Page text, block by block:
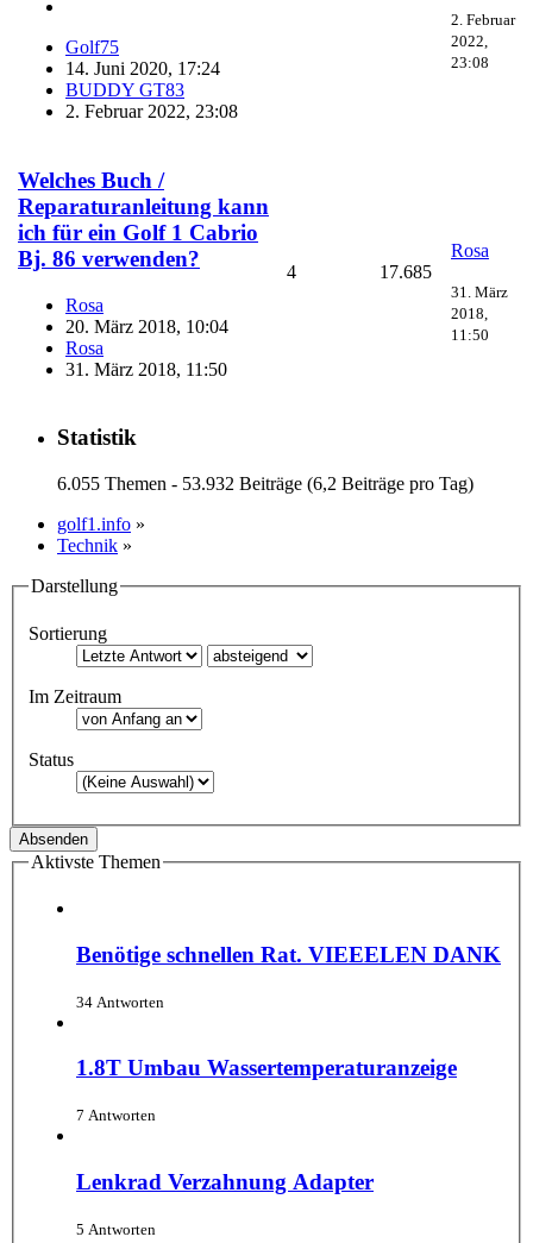
Golf75
14. Juni 2020, 17:24
BUDDY GT83
2. Februar 2022, 23:08
2. Februar
2022,
23:08
Welches Buch /
Reparaturanleitung kann
ich für ein Golf 1 Cabrio
Bj. 86 verwenden?
Rosa
20. März 2018, 10:04
Rosa
31. März 2018, 11:50
4 17.685
Rosa
31. März
2018,
11:50
Statistik
6.055 Themen - 53.932 Beiträge (6,2 Beiträge pro Tag)
golf1.info »
Technik »
Darstellung
Sortierung
Im Zeitraum
Status
Aktivste Themen
Benötige schnellen Rat. VIEEELEN DANK
34 Antworten
1.8T Umbau Wassertemperaturanzeige
7 Antworten
Lenkrad Verzahnung Adapter
5 Antworten